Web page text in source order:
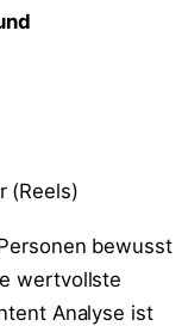
(Reels)
bewusst
wertvollste
Analyse ist